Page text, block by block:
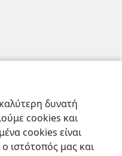
δυνατή
cookies και
cookies είναι
ο ιστότοπός μας και
και ΜΜΕ